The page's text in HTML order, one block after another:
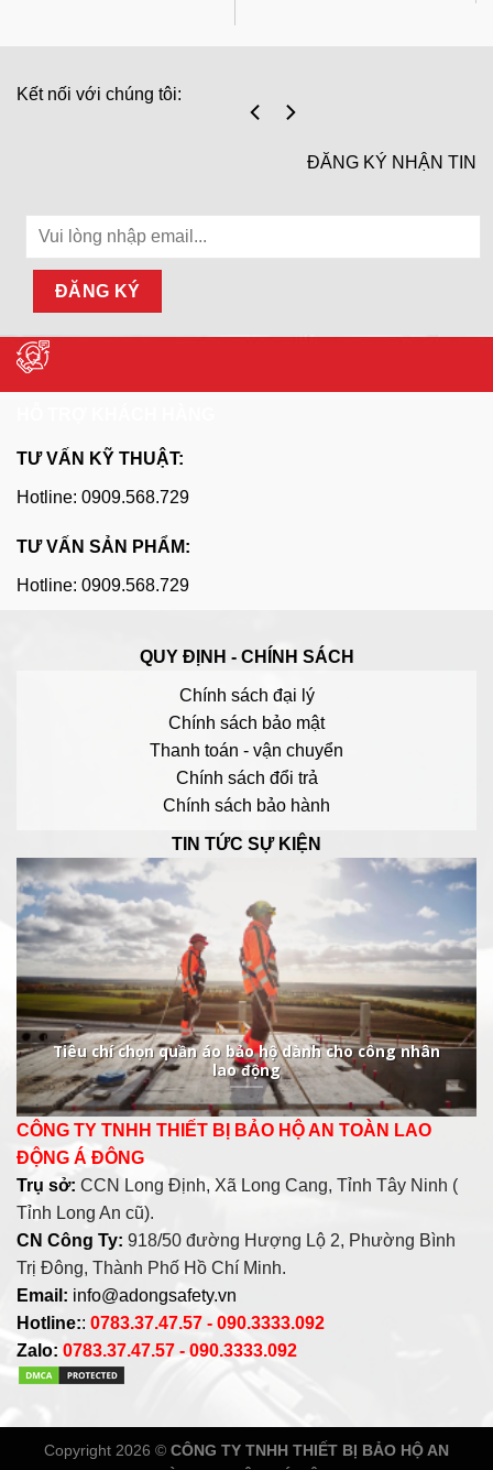
Kết nối với chúng tôi:
ĐĂNG KÝ NHẬN TIN
TƯ VẤN KỸ THUẬT:
Hotline: 0909.568.729
TƯ VẤN SẢN PHẨM:
Hotline: 0909.568.729
QUY ĐỊNH - CHÍNH SÁCH
Chính sách đại lý
Chính sách bảo mật
Thanh toán - vận chuyển
Chính sách đổi trả
Chính sách bảo hành
TIN TỨC SỰ KIỆN
Tiêu chí chọn quần áo bảo hộ dành cho công nhân
lao động
CÔNG TY TNHH THIẾT BỊ BẢO HỘ AN TOÀN LAO
ĐỘNG Á ĐÔNG
Trụ sở: CCN Long Định, Xã Long Cang, Tỉnh Tây Ninh (
Tỉnh Long An cũ).
CN Công Ty: 918/50 đường Hượng Lộ 2, Phường Bình
Trị Đông, Thành Phố Hồ Chí Minh.
Email: info@adongsafety.vn
Hotline:: 0783.37.47.57 - 090.3333.092
Zalo: 0783.37.47.57 - 090.3333.092
Copyright 2026 © CÔNG TY TNHH THIẾT BỊ BẢO HỘ AN